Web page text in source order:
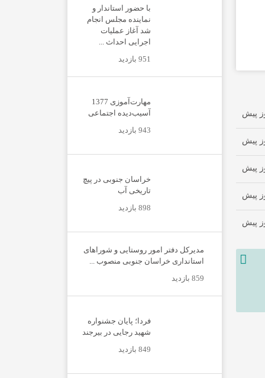
با حضور استاندار و
نماینده مجلس انجام
شد آغاز عملیات
اجرایی احداث ...
951 بازدید
مهارت‌آموزی 1377
آسیب‌دیده اجتماعی
943 بازدید
خراسان جنوبی در پیچ
تاریخی آب
898 بازدید
مدیرکل دفتر امور روستایی و شوراهای
استانداری خراسان جنوبی منصوب ...
859 بازدید
فردا؛ پایان جشنواره
شهید رجایی در بیرجند
849 بازدید